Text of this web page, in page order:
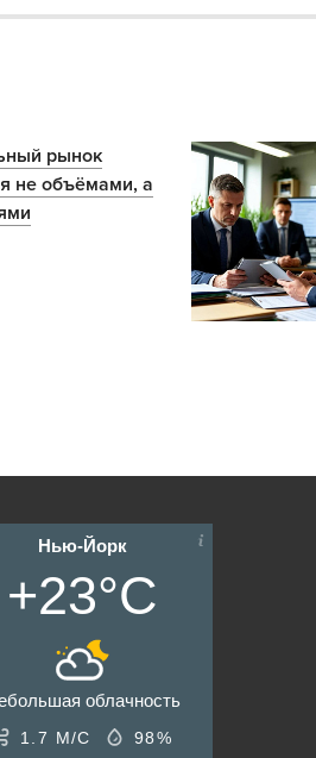
рынок
не объёмами, а
Нью-Йорк
+23°C
облачность
1.7 М/С 98%